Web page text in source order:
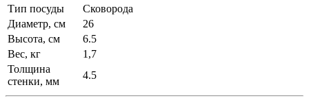
Тип посуды
Сковорода
Диаметр, см
26
Высота, см
6.5
Вес, кг
1,7
Толщина
стенки, мм
4.5